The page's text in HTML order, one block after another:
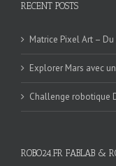
RECENT POSTS
Matrice Pixel Art –
Explorer Mars avec
Challenge robotique
ROBO24.FR FABLAB &